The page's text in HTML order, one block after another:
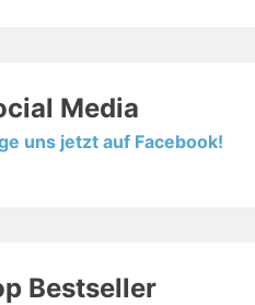
Media
uns jetzt auf Facebook!
Bestseller